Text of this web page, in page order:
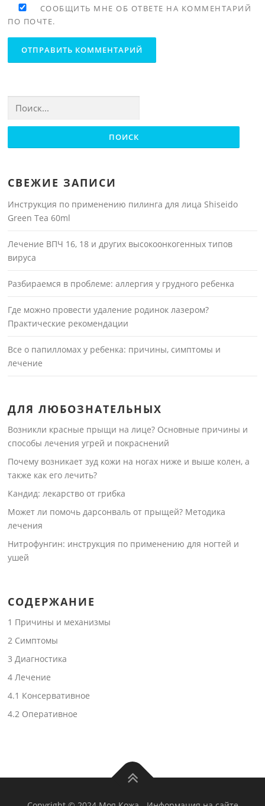
СООБЩИТЬ МНЕ ОБ ОТВЕТЕ НА КОММЕНТАРИЙ
ПО ПОЧТЕ.
СВЕЖИЕ ЗАПИСИ
Инструкция по применению пилинга для лица Shiseido
Green Tea 60ml
Лечение ВПЧ 16, 18 и других высокоонкогенных типов
вируса
Разбираемся в проблеме: аллергия у грудного ребенка
Где можно провести удаление родинок лазером?
Практические рекомендации
Все о папилломах у ребенка: причины, симптомы и
лечение
ДЛЯ ЛЮБОЗНАТЕЛЬНЫХ
Возникли красные прыщи на лице? Основные причины и
способы лечения угрей и покраснений
Почему возникает зуд кожи на ногах ниже и выше колен, а
также как его лечить?
Кандид: лекарство от грибка
Может ли помочь дарсонваль от прыщей? Методика
лечения
Нитрофунгин: инструкция по применению для ногтей и
ушей
СОДЕРЖАНИЕ
1 Причины и механизмы
2 Симптомы
3 Диагностика
4 Лечение
4.1 Консервативное
4.2 Оперативное